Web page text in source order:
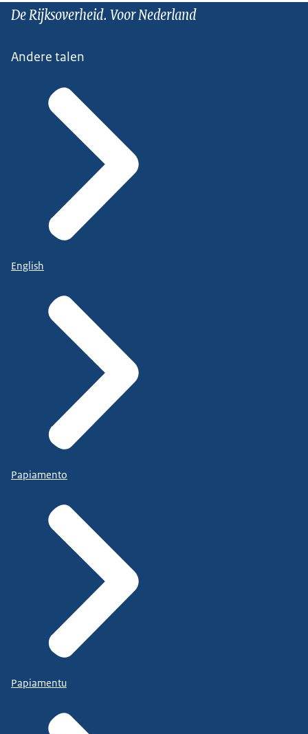
De Rijksoverheid. Voor Nederland
Andere talen
English
Papiamento
Papiamentu